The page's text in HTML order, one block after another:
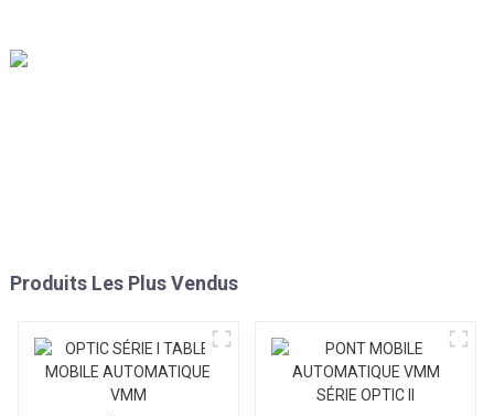
Produits Les Plus Vendus